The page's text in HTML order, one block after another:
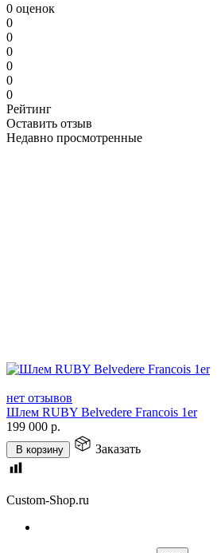
0 оценок
0
0
0
0
0
0
Рейтинг
Оставить отзыв
Недавно просмотренные
нет отзывов
Шлем RUBY Belvedere Franсois 1er
199 000 р.
В корзину Заказать
Custom-Shop.ru